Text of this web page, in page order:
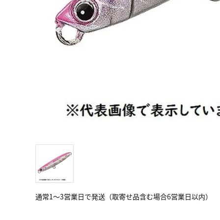
通常1～3営業日で発送（取寄せ品含む場合6営業日以内）